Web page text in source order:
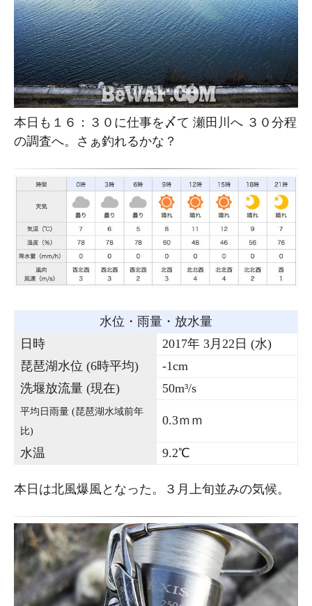
本日も１６：３０に仕事を〆て 瀬田川へ ３０分程
の調査へ。さぁ釣れるかな？
水位・雨量・放水量
日時
2017年 3月22日 (水)
琵琶湖水位 (6時平均)
-1cm
洗堰放流量 (現在)
50m³/s
平均日雨量 (琵琶湖水域前年
比)
0.3ｍｍ
水温 9.2℃
本日は北風爆風となった。３月上旬並みの気候。